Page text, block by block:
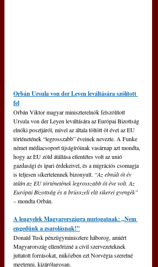
Orbán Ursula von der Leyen leváltására szólított
fel
Orbán Viktor magyar miniszterelnök felszólított
Ursula von der Leyen leváltására az Európai Bizottság
elnöki posztjáról, mivel az általa töltött öt évet az EU
történetének “legrosszabb” éveinek nevezte. A Funke
német médiacsoport újságíróinak vasárnap azt mondta,
hogy az EU zöld átállása ellentétes volt az unió
gazdasági és ipari érdekeivel, és a migrációs csomagja
is teljesen sikertelennek bizonyult. “Az elmúlt öt év
talán az EU történetének legrosszabb öt éve volt. Az
Európai Bizottság és a brüsszeli elit sikerei gyengék”
– mondta Orbán.
A lengyelek Magyarországra mutogatnak: „Nem
engedünk a zsarolásnak!"
Donald Tusk pénzügyminisztere háborog, amiért
Magyarország ellenőrizné a civil szervezeteknek
juttatott forrásokat, miközben ezt Norvégia szeretné
megtenni, kizárólagosan.